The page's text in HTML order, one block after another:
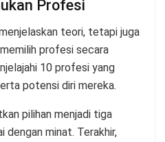
Profesi
teori, tetapi juga
profesi secara
10 profesi yang
potensi diri mereka.
pilihan menjadi tiga
dengan minat. Terakhir,